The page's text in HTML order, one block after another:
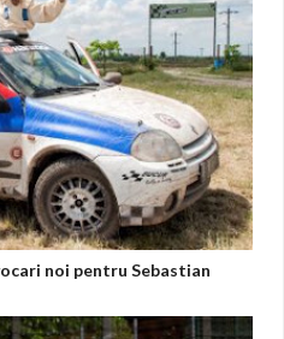
noi pentru Sebastian